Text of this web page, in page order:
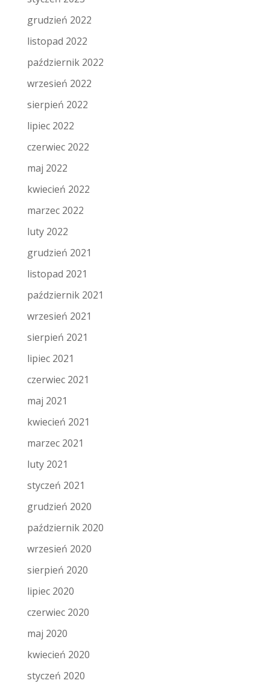
grudzień 2022
listopad 2022
październik 2022
wrzesień 2022
sierpień 2022
lipiec 2022
czerwiec 2022
maj 2022
kwiecień 2022
marzec 2022
luty 2022
grudzień 2021
listopad 2021
październik 2021
wrzesień 2021
sierpień 2021
lipiec 2021
czerwiec 2021
maj 2021
kwiecień 2021
marzec 2021
luty 2021
styczeń 2021
grudzień 2020
październik 2020
wrzesień 2020
sierpień 2020
lipiec 2020
czerwiec 2020
maj 2020
kwiecień 2020
styczeń 2020